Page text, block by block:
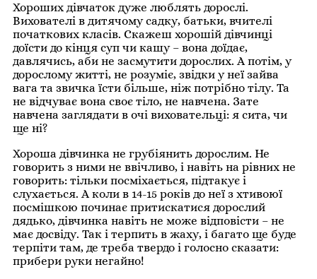
Хороших дівчаток дуже люблять дорослі.
Вихователі в дитячому садку, батьки, вчителі
початкових класів. Скажеш хорошій дівчинці
доїсти до кінця суп чи кашу – вона доїдає,
давлячись, аби не засмутити дорослих. А потім, у
дорослому житті, не розуміє, звідки у неї зайва
вага та звичка їсти більше, ніж потрібно тілу. Та
не відчуває вона своє тіло, не навчена. Зате
навчена заглядати в очі виховательці: я сита, чи
ще ні?
Хороша дівчинка не грубіянить дорослим. Не
говорить з ними не ввічливо, і навіть на рівних не
говорить: тільки посміхається, підтакує і
слухається. А коли в 14-15 років до неї з хтивоюї
посмішкою починає притискатися дорослий
дядько, дівчинка навіть не може відповісти – не
має досвіду. Так і терпить в жаху, і багато ще буде
терпіти там, де треба твердо і голосно сказати:
прибери руки негайно!